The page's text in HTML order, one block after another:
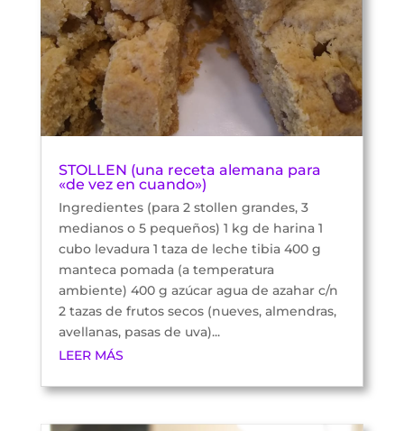
STOLLEN (una receta alemana para
«de vez en cuando»)
Ingredientes (para 2 stollen grandes, 3
medianos o 5 pequeños) 1 kg de harina 1
cubo levadura 1 taza de leche tibia 400 g
manteca pomada (a temperatura
ambiente) 400 g azúcar agua de azahar c/n
2 tazas de frutos secos (nueves, almendras,
avellanas, pasas de uva)...
LEER MÁS